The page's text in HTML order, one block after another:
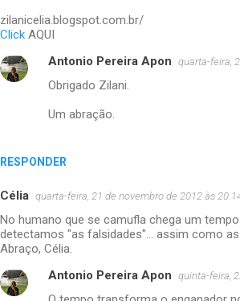
zilanicelia.blogspot.com.br/
Click AQUI
RESPONDER
Antonio Pereira Apon quarta-feira,
Obrigado Zilani.
Um abração.
Célia quarta-feira, 21 de novembro de 2012 às
No humano que se camufla chega um
detectamos "as falsidades"... assim como
Abraço, Célia.
Antonio Pereira Apon quinta-feira,